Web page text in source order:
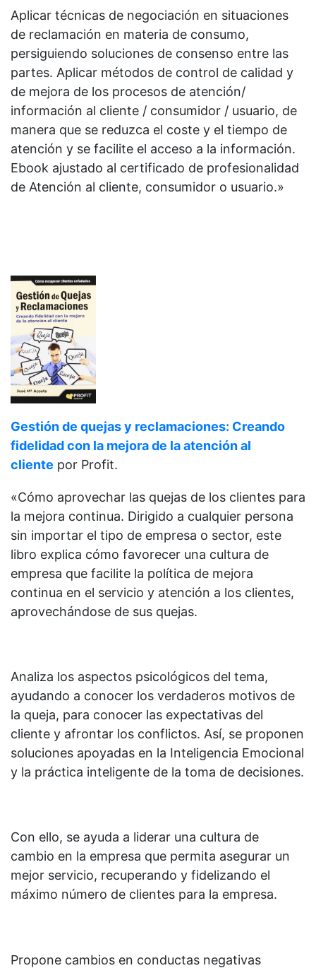
Aplicar técnicas de negociación en situaciones
de reclamación en materia de consumo,
persiguiendo soluciones de consenso entre las
partes. Aplicar métodos de control de calidad y
de mejora de los procesos de atención/
información al cliente / consumidor / usuario, de
manera que se reduzca el coste y el tiempo de
atención y se facilite el acceso a la información.
Ebook ajustado al certificado de profesionalidad
de Atención al cliente, consumidor o usuario.»
Gestión de quejas y reclamaciones: Creando
fidelidad con la mejora de la atención al
cliente por Profit.
«Cómo aprovechar las quejas de los clientes para
la mejora continua. Dirigido a cualquier persona
sin importar el tipo de empresa o sector, este
libro explica cómo favorecer una cultura de
empresa que facilite la política de mejora
continua en el servicio y atención a los clientes,
aprovechándose de sus quejas.
Analiza los aspectos psicológicos del tema,
ayudando a conocer los verdaderos motivos de
la queja, para conocer las expectativas del
cliente y afrontar los conflictos. Así, se proponen
soluciones apoyadas en la Inteligencia Emocional
y la práctica inteligente de la toma de decisiones.
Con ello, se ayuda a liderar una cultura de
cambio en la empresa que permita asegurar un
mejor servicio, recuperando y fidelizando el
máximo número de clientes para la empresa.
Propone cambios en conductas negativas